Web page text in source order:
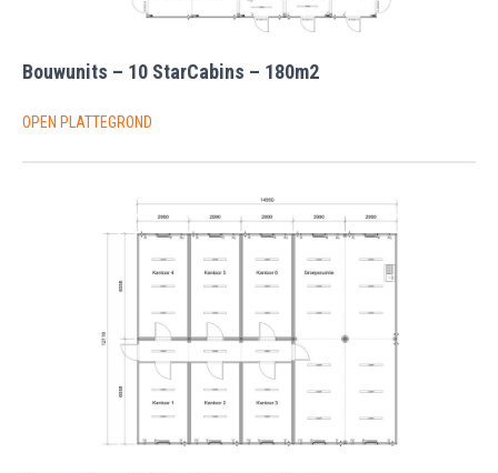
Bouwunits – 10 StarCabins – 180m2
OPEN PLATTEGROND